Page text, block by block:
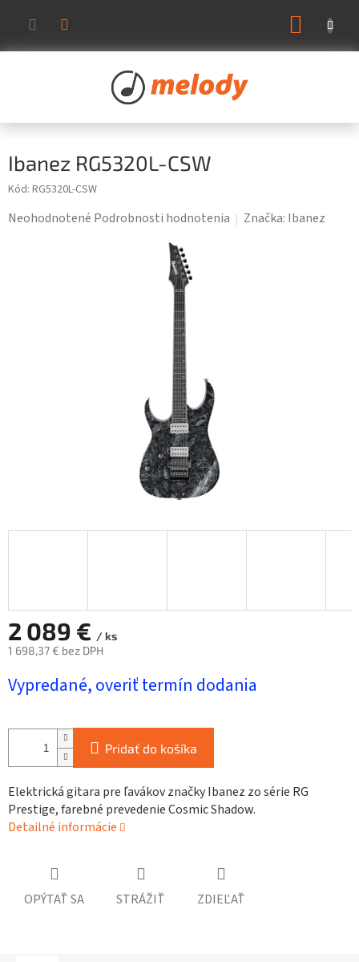
obsah
Ibanez RG5320L-CSW
Kód: RG5320L-CSW
Priemerné
Neohodnotené Podrobnosti hodnotenia Značka: Ibanez
2 089 € / ks
1 698,37 € bez DPH
cena:
Vypredané, overiť termín dodania
Pridať do košíka
Elektrická gitara pre ľavákov značky Ibanez zo série RG
Prestige, farebné prevedenie Cosmic Shadow.
Detailné informácie
OPÝTAŤ SA STRÁŽIŤ ZDIEĽAŤ